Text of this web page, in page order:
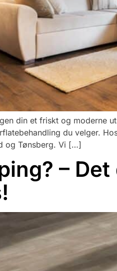
din et friskt og moderne
du velger.
og Tønsberg. Vi […]
–